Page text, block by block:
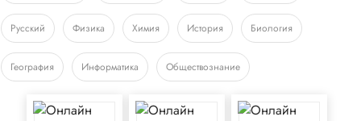
Русский Физика Химия История Биология
География Информатика Обществознание